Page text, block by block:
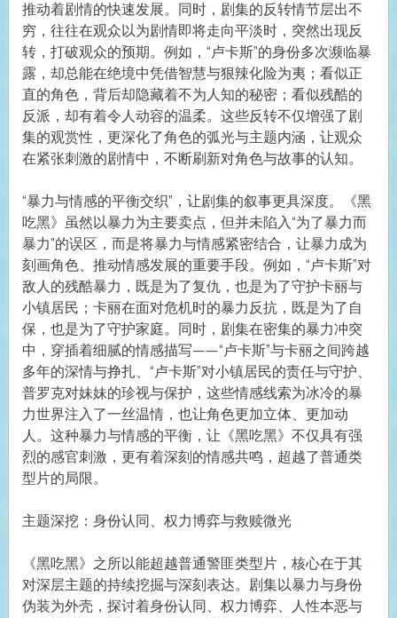
推动着剧情的快速发展。同时，剧集的反转情节层出不
穷，往往在观众以为剧情即将走向平淡时，突然出现反
转，打破观众的预期。例如，“卢卡斯”的身份多次濒临暴
露，却总能在绝境中凭借智慧与狠辣化险为夷；看似正
直的角色，背后却隐藏着不为人知的秘密；看似残酷的
反派，却有着令人动容的温柔。这些反转不仅增强了剧
集的观赏性，更深化了角色的弧光与主题内涵，让观众
在紧张刺激的剧情中，不断刷新对角色与故事的认知。
“暴力与情感的平衡交织”，让剧集的叙事更具深度。《黑
吃黑》虽然以暴力为主要卖点，但并未陷入“为了暴力而
暴力”的误区，而是将暴力与情感紧密结合，让暴力成为
刻画角色、推动情感发展的重要手段。例如，“卢卡斯”对
敌人的残酷暴力，既是为了复仇，也是为了守护卡丽与
小镇居民；卡丽在面对危机时的暴力反抗，既是为了自
保，也是为了守护家庭。同时，剧集在密集的暴力冲突
中，穿插着细腻的情感描写——“卢卡斯”与卡丽之间跨越
多年的深情与挣扎、“卢卡斯”对小镇居民的责任与守护、
普罗克对妹妹的珍视与保护，这些情感线索为冰冷的暴
力世界注入了一丝温情，也让角色更加立体、更加动
人。这种暴力与情感的平衡，让《黑吃黑》不仅具有强
烈的感官刺激，更有着深刻的情感共鸣，超越了普通类
型片的局限。
主题深挖：身份认同、权力博弈与救赎微光
《黑吃黑》之所以能超越普通警匪类型片，核心在于其
对深层主题的持续挖掘与深刻表达。剧集以暴力与身份
伪装为外壳，探讨着身份认同、权力博弈、人性本恶与